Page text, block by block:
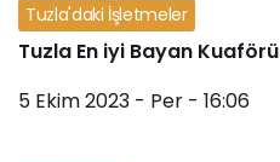
Tuzla'daki İşletmeler
Tuzla En iyi Bayan Kuaförü
5 Ekim 2023 - Per - 16:06